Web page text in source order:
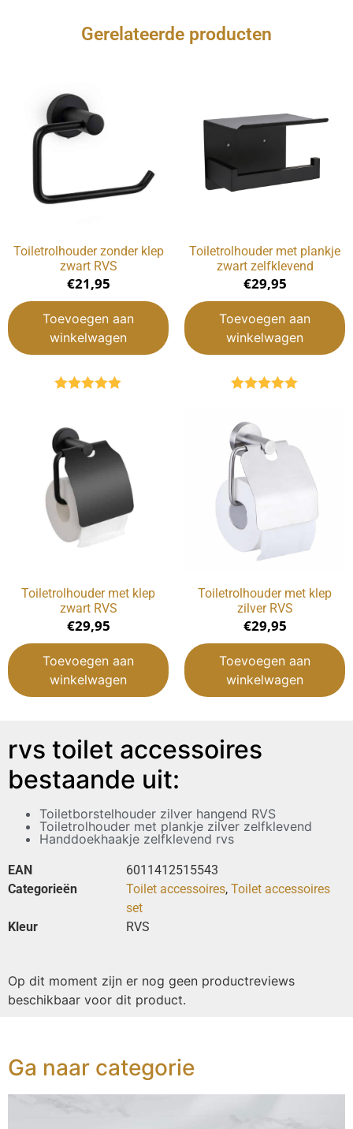
Gerelateerde producten
Toiletrolhouder zonder klep
zwart RVS
€21,95
Toevoegen aan
winkelwagen
Toiletrolhouder met plankje
zwart zelfklevend
€29,95
Toevoegen aan
winkelwagen
Toiletrolhouder met klep
zwart RVS
€29,95
Toevoegen aan
winkelwagen
Toiletrolhouder met klep
zilver RVS
€29,95
Toevoegen aan
winkelwagen
rvs toilet accessoires
bestaande uit:
Toiletborstelhouder zilver hangend RVS
Toiletrolhouder met plankje zilver zelfklevend
Handdoekhaakje zelfklevend rvs
EAN
6011412515543
Categorieën
Toilet accessoires, Toilet accessoires
set
Kleur
RVS
Op dit moment zijn er nog geen productreviews
beschikbaar voor dit product.
Ga naar categorie